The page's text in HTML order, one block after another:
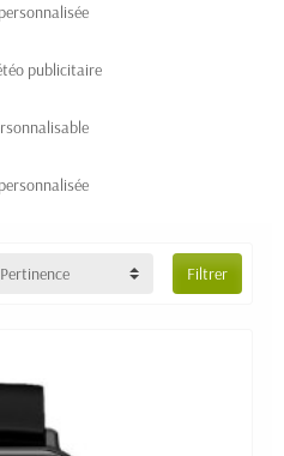
publicitaire
Pertinence Filtrer